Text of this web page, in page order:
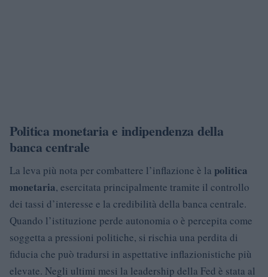
Politica monetaria e indipendenza della
banca centrale
La leva più nota per combattere l’inflazione è la politica
monetaria, esercitata principalmente tramite il controllo
dei tassi d’interesse e la credibilità della banca centrale.
Quando l’istituzione perde autonomia o è percepita come
soggetta a pressioni politiche, si rischia una perdita di
fiducia che può tradursi in aspettative inflazionistiche più
elevate. Negli ultimi mesi la leadership della Fed è stata al